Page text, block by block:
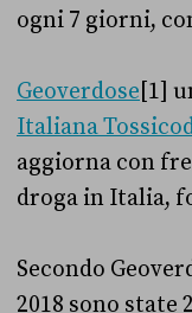
ogni 7 giorni,
Geoverdose[1]
Italiana
aggiorna con
droga in Italia,
Secondo
2018 sono state